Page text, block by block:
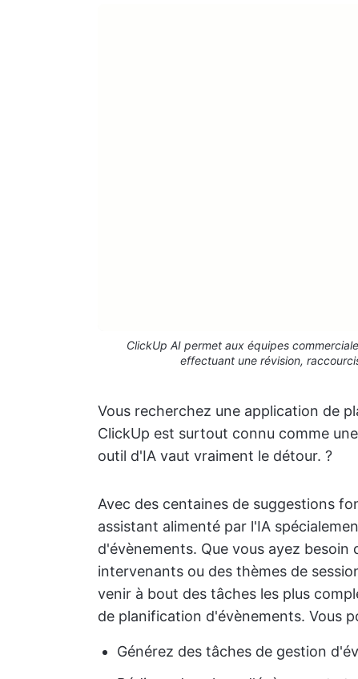
ClickUp AI permet aux équipes
effectuant une révision,
Vous recherchez une application de
ClickUp est surtout connu comme
outil d'IA vaut vraiment le détour. ?
Avec des centaines de suggestions
assistant alimenté par l'IA
d'évènements. Que vous ayez
intervenants ou des thèmes de
venir à bout des tâches les plus
de planification d'évènements. Vous
Générez des tâches de gestion